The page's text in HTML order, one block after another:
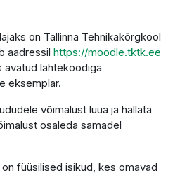
on Tallinna Tehnikakõrgkool
aadressil https://moodle.tktk.ee
lähtekoodiga
eksemplar.
võimalust luua ja hallata
osaleda samadel
füüsilised isikud, kes omavad